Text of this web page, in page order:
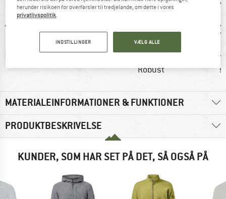
Robust
MATERIALEINFORMATIONER & FUNKTIONER
PRODUKTBESKRIVELSE
KUNDER, SOM HAR SET PÅ DET, SÅ OGSÅ PÅ
herunder risikoen for overførsler til tredjelande, om dette i vores
privatlivspolitik
INDSTILLINGER VÆLG ALLE